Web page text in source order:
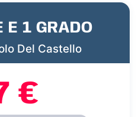
E 1 GRADO
Del Castello
€